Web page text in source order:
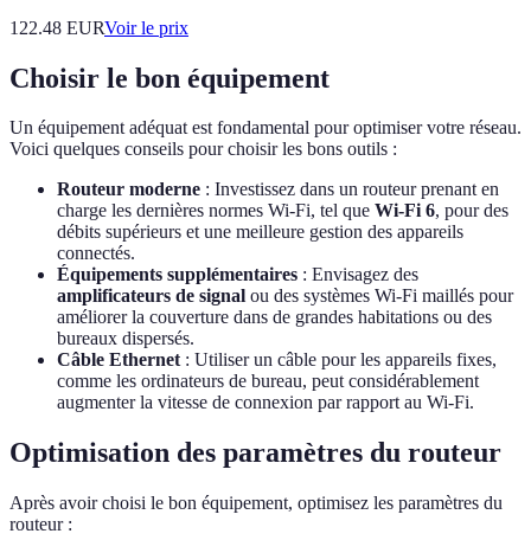
122.48 EURVoir le prix
Choisir le bon équipement
Un équipement adéquat est fondamental pour optimiser votre réseau.
Voici quelques conseils pour choisir les bons outils :
Routeur moderne : Investissez dans un routeur prenant en
charge les dernières normes Wi-Fi, tel que Wi-Fi 6, pour des
débits supérieurs et une meilleure gestion des appareils
connectés.
Équipements supplémentaires : Envisagez des
amplificateurs de signal ou des systèmes Wi-Fi maillés pour
améliorer la couverture dans de grandes habitations ou des
bureaux dispersés.
Câble Ethernet: Utiliser un câble pour les appareils fixes,
comme les ordinateurs de bureau, peut considérablement
augmenter la vitesse de connexion par rapport au Wi-Fi.
Optimisation des paramètres du routeur
Après avoir choisi le bon équipement, optimisez les paramètres du
routeur :